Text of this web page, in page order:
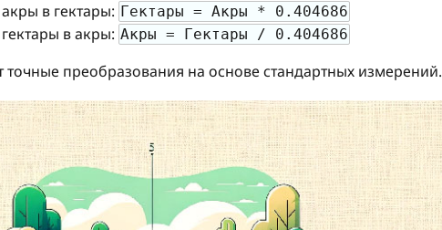
в гектары: Гектары = Акры * 0.404686
в акры: Акры = Гектары / 0.404686
преобразования на основе стандартных измерений.